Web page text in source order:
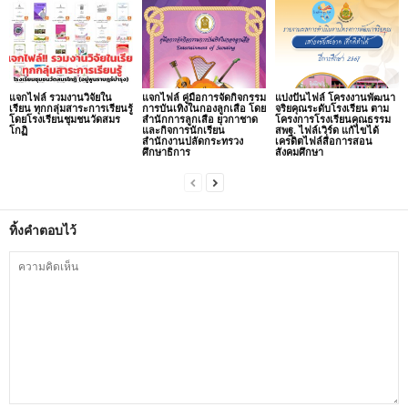
แจกไฟล์ รวมงานวิจัยใน
เรียน ทุกกลุ่มสาระการเรียนรู้
โดยโรงเรียนชุมชนวัดสมร
โกฏิ
แจกไฟล์ คู่มือการจัดกิจกรรม
การบันเทิงในกองลูกเสือ โดย
สำนักการลูกเสือ ยุวกาชาด
และกิจการนักเรียน
สำนักงานปลัดกระทรวง
ศึกษาธิการ
แบ่งปันไฟล์ โครงงานพัฒนา
จริยคุณระดับโรงเรียน ตาม
โครงการโรงเรียนคุณธรรม
สพฐ. ไฟล์เวิร์ด แก้ไขได้
เครดิตไฟล์สื่อการสอน
สังคมศึกษา
ทิ้งคำตอบไว้